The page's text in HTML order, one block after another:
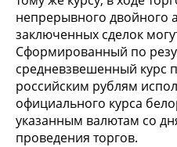
непрерывного двойного
заключенных сделок
Сформированный по
средневзвешенный курс
российским рублям
официального курса
указанным валютам со
проведения торгов.